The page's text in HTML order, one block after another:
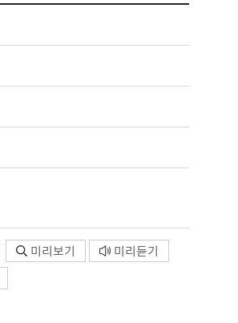
미리보기 미리듣기